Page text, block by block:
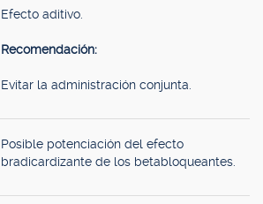
Efecto aditivo.
Recomendación:
Evitar la administración conjunta.
Posible potenciación del efecto
bradicardizante de los betabloqueantes.